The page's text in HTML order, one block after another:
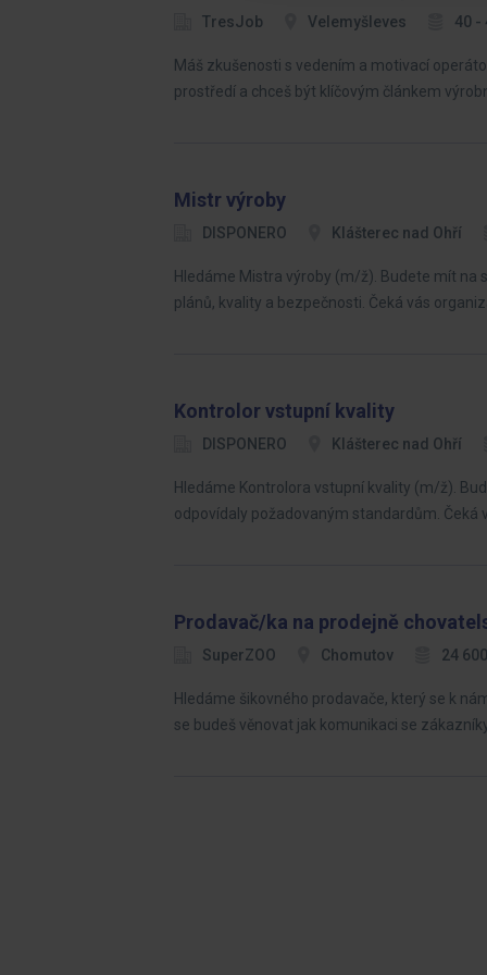
TresJob Velemyšleves 40 -
Máš zkušenosti s vedením a motivací
prostředí a chceš být klíčovým článkem
Mistr výroby
DISPONERO Klášterec nad Ohří
Hledáme Mistra výroby (m/ž). Budete mít na
plánů, kvality a bezpečnosti. Čeká vás
Kontrolor vstupní kvality
DISPONERO Klášterec nad Ohří
Hledáme Kontrolora vstupní kvality (m/ž).
odpovídaly požadovaným standardům. Čeká
Prodavač/ka na prodejně
SuperZOO Chomutov 24
Hledáme šikovného prodavače, který se k
se budeš věnovat jak komunikaci se